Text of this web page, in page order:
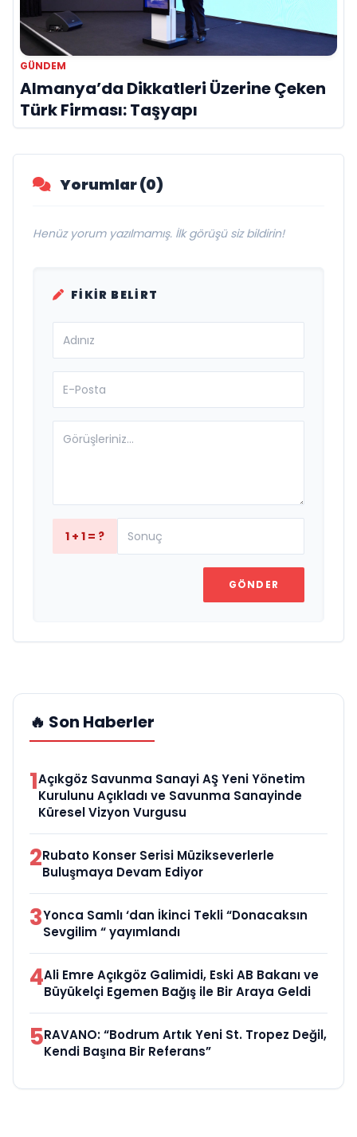
GÜNDEM
Almanya’da Dikkatleri Üzerine Çeken
Türk Firması: Taşyapı
Yorumlar (0)
Henüz yorum yazılmamış. İlk görüşü siz bildirin!
FIKIR BELIRT
1 + 1 = ?
GÖNDER
🔥 Son Haberler
1Açıkgöz Savunma Sanayi AŞ Yeni Yönetim
Kurulunu Açıkladı ve Savunma Sanayinde
Küresel Vizyon Vurgusu
2Rubato Konser Serisi Müzikseverlerle
Buluşmaya Devam Ediyor
3Yonca Samlı ‘dan İkinci Tekli “Donacaksın
Sevgilim “ yayımlandı
4Ali Emre Açıkgöz Galimidi, Eski AB Bakanı ve
Büyükelçi Egemen Bağış ile Bir Araya Geldi
5RAVANO: “Bodrum Artık Yeni St. Tropez Değil,
Kendi Başına Bir Referans”